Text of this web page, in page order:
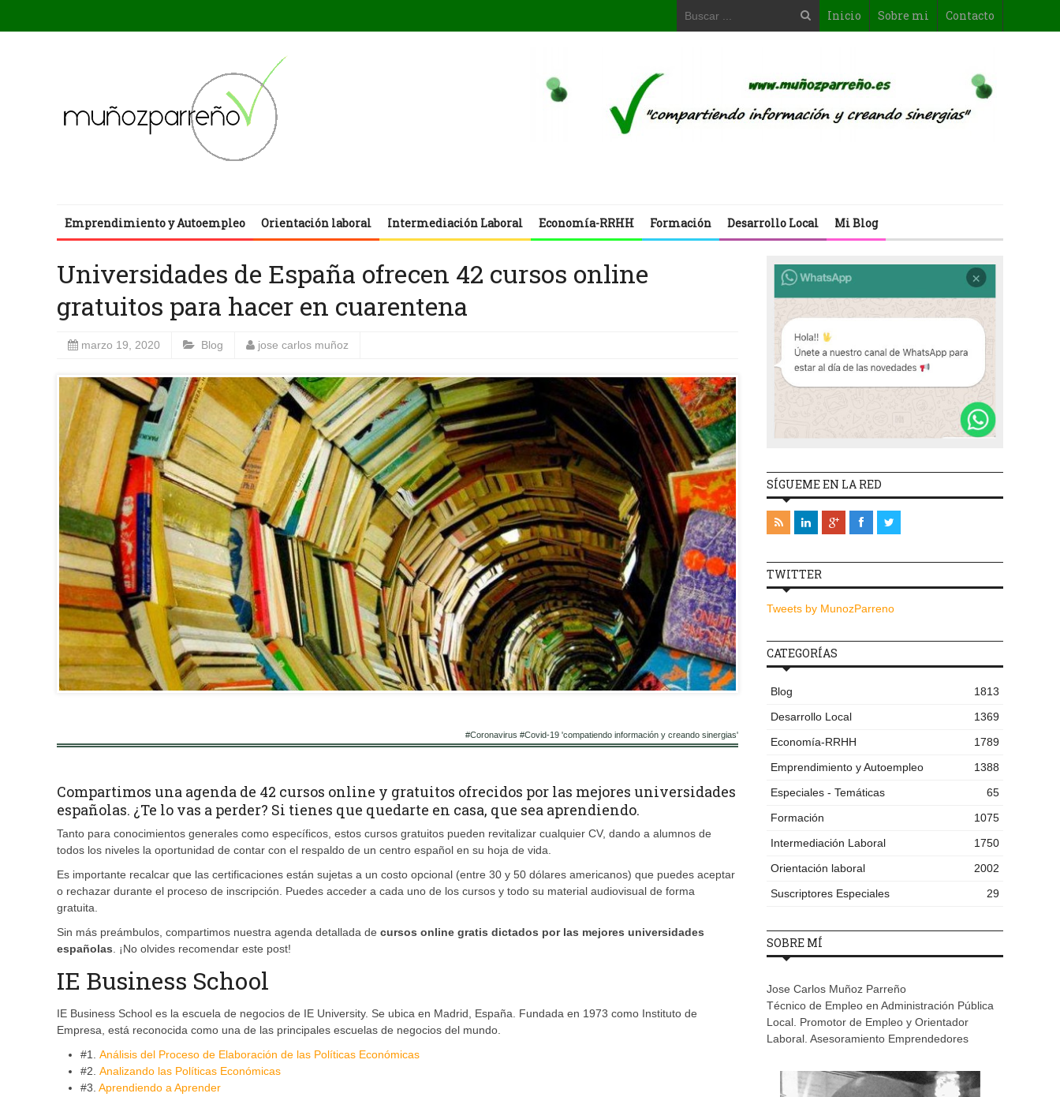
Inicio Sobre mi Contacto
Emprendimiento y Autoempleo Orientación laboral Intermediación Laboral Economía-RRHH Formación Desarrollo Local Mi Blog
Universidades de España ofrecen 42 cursos online
gratuitos para hacer en cuarentena
marzo 19, 2020 Blog jose carlos muñoz
#Coronavirus #Covid-19 'compatiendo información y creando sinergias'
Compartimos una agenda de 42 cursos online y gratuitos ofrecidos por las mejores universidades
españolas. ¿Te lo vas a perder? Si tienes que quedarte en casa, que sea aprendiendo.
Tanto para conocimientos generales como específicos, estos cursos gratuitos pueden revitalizar cualquier CV, dando a alumnos de
todos los niveles la oportunidad de contar con el respaldo de un centro español en su hoja de vida.
Es importante recalcar que las certificaciones están sujetas a un costo opcional (entre 30 y 50 dólares americanos) que puedes aceptar
o rechazar durante el proceso de inscripción. Puedes acceder a cada uno de los cursos y todo su material audiovisual de forma
gratuita.
Sin más preámbulos, compartimos nuestra agenda detallada de cursos online gratis dictados por las mejores universidades
españolas. ¡No olvides recomendar este post!
IE Business School
IE Business School es la escuela de negocios de IE University. Se ubica en Madrid, España. Fundada en 1973 como Instituto de
Empresa, está reconocida como una de las principales escuelas de negocios del mundo.
#1. Análisis del Proceso de Elaboración de las Políticas Económicas
#2. Analizando las Políticas Económicas
#3. Aprendiendo a Aprender
SÍGUEME EN LA RED
TWITTER
Tweets by MunozParreno
CATEGORÍAS
Blog
1813
Desarrollo Local
1369
Economía-RRHH
1789
Emprendimiento y Autoempleo
1388
Especiales - Temáticas
65
Formación
1075
Intermediación Laboral
1750
Orientación laboral
2002
Suscriptores Especiales
29
SOBRE MÍ
Jose Carlos Muñoz Parreño
Técnico de Empleo en Administración Pública
Local. Promotor de Empleo y Orientador
Laboral. Asesoramiento Emprendedores